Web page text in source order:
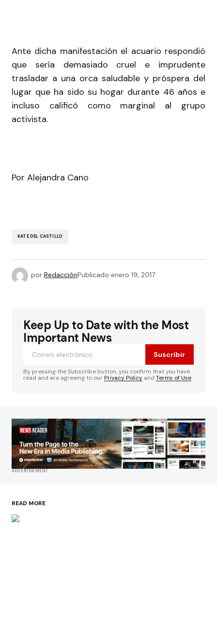
Ante dicha manifestación el acuario respondió
que sería demasiado cruel e imprudente
trasladar a una orca saludable y próspera del
lugar que ha sido su hogar durante 46 años e
incluso calificó como marginal al grupo
activista.
Por Alejandra Cano
KATE DEL CASTILLO
por RedacciónPublicado enero 19, 2017
Keep Up to Date with the Most
Important News
Suscribir
By pressing the Subscribe button, you confirm that you have
read and are agreeing to ourPrivacy Policy and Terms of Use
ADVERTISEMENT
READ MORE